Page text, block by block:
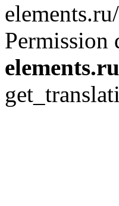
Permission